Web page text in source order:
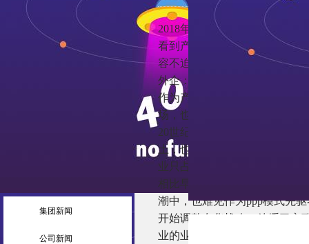
集团新闻
公司新闻
2018年以来，环境产业进入一
看到产业里的三股势力——外
容不迫，它们正在用不同的战
外企：从市政拓展至工业领域
作为产业最先崛起的一股力量
场，也深度参与并推动了我国
20世纪80年代，第一批外企进
土，也独领了“风骚”，到20世
业只占1/4。
相比早年间“高举高打”，近年
潮中，也难见作为ppp模式先
开始调整在华战略，放缓了市
业的业务占比。